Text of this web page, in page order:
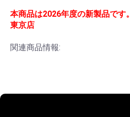
本商品は2026年度の新製品です。
東京店
関連商品情報: